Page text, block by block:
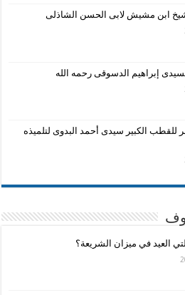
ابن مشيش لابى الحسن الشاذلى
إبراهيم الدسوقى رحمه الله
للقطب الكبير سيدى أحمد البدوى لتلميذه
العيد في ميزان الشريعة؟